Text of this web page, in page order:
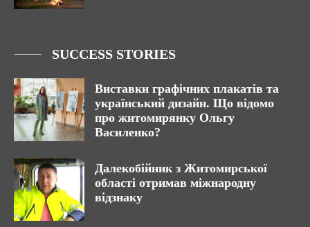
SUCCESS STORIES
Виставки графічних плакатів та
український дизайн. Що відомо
про житомирянку Ольгу
Василенко?
Далекобійник з Житомирської
області отримав міжнародну
відзнаку